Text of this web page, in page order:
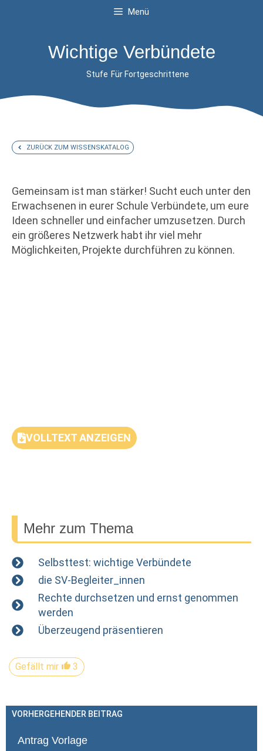
Menü
Wichtige Verbündete
Stufe Für Fortgeschrittene
ZURÜCK ZUM WISSENSKATALOG
Gemeinsam ist man stärker! Sucht euch unter den
Erwachsenen in eurer Schule Verbündete, um eure
Ideen schneller und einfacher umzusetzen. Durch
ein größeres Netzwerk habt ihr viel mehr
Möglichkeiten, Projekte durchführen zu können.
VOLLTEXT ANZEIGEN
Mehr zum Thema
Selbsttest: wichtige Verbündete
die SV-Begleiter_innen
Rechte durchsetzen und ernst genommen
werden
Überzeugend präsentieren
Gefällt mir 3
VORHERGEHENDER BEITRAG
Antrag Vorlage